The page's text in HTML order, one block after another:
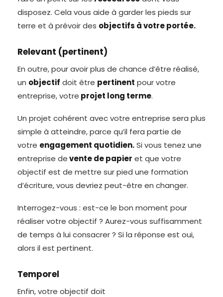
disposez. Cela vous aide à garder les pieds sur
terre et à prévoir des objectifs à votre portée.
Relevant (pertinent)
En outre, pour avoir plus de chance d’être réalisé,
un objectif doit être pertinent pour votre
entreprise, votre projet long terme.
Un projet cohérent avec votre entreprise sera plus
simple à atteindre, parce qu’il fera partie de
votre engagement quotidien.Si vous tenez une
entreprise devente de papier et que votre
objectif est de mettre sur pied une formation
d’écriture, vous devriez peut-être en changer.
Interrogez-vous : est-ce le bon moment pour
réaliser votre objectif ? Aurez-vous suffisamment
de temps à lui consacrer ? Si la réponse est oui,
alors il est pertinent.
Temporel
Enfin, votre objectif doit